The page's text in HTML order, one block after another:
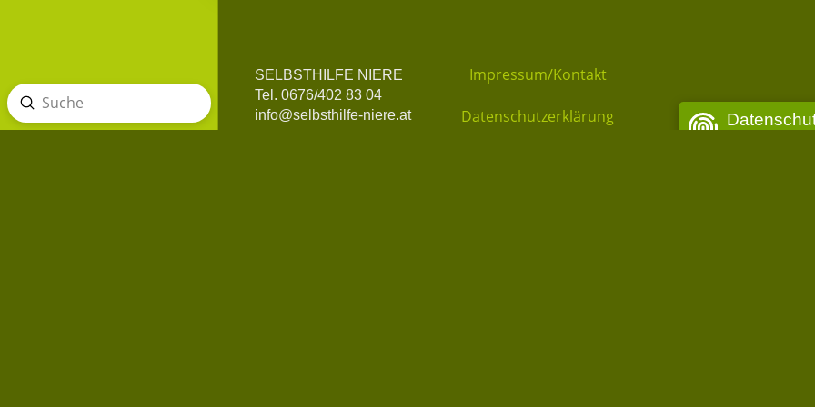
Suche
Absenden
SELBSTHILFE NIERE
Tel. 0676/402 83 04
info@selbsthilfe-niere.at
Impressum/Kontakt
Datenschutzerklärung